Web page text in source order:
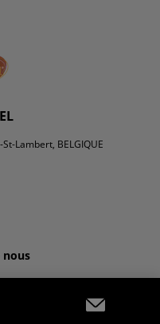
Lambert, BELGIQUE
nous